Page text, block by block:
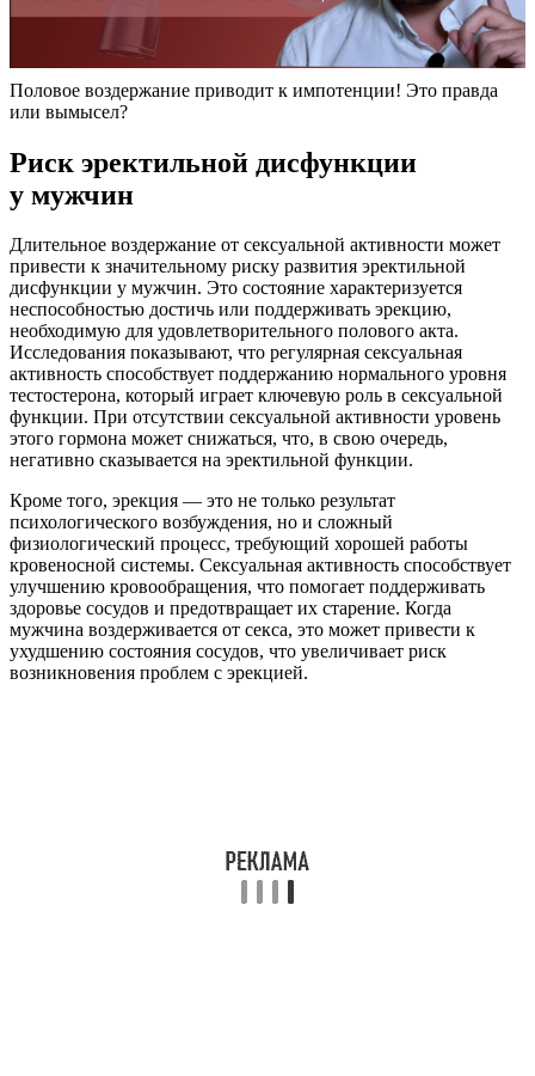
Половое воздержание приводит к импотенции! Это правда
или вымысел?
Риск эректильной дисфункции
у мужчин
Длительное воздержание от сексуальной активности может
привести к значительному риску развития эректильной
дисфункции у мужчин. Это состояние характеризуется
неспособностью достичь или поддерживать эрекцию,
необходимую для удовлетворительного полового акта.
Исследования показывают, что регулярная сексуальная
активность способствует поддержанию нормального уровня
тестостерона, который играет ключевую роль в сексуальной
функции. При отсутствии сексуальной активности уровень
этого гормона может снижаться, что, в свою очередь,
негативно сказывается на эректильной функции.
Кроме того, эрекция — это не только результат
психологического возбуждения, но и сложный
физиологический процесс, требующий хорошей работы
кровеносной системы. Сексуальная активность способствует
улучшению кровообращения, что помогает поддерживать
здоровье сосудов и предотвращает их старение. Когда
мужчина воздерживается от секса, это может привести к
ухудшению состояния сосудов, что увеличивает риск
возникновения проблем с эрекцией.